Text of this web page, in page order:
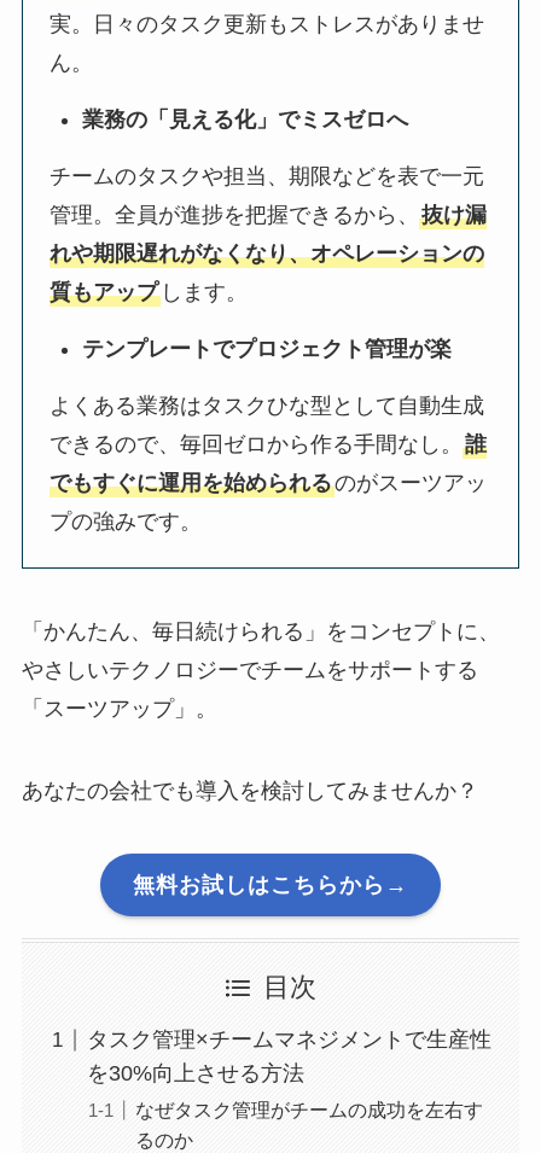
実。日々のタスク更新もストレスがありませ
ん。
業務の「見える化」でミスゼロへ
チームのタスクや担当、期限などを表で一元
管理。全員が進捗を把握できるから、抜け漏
れや期限遅れがなくなり、オペレーションの
質もアップ します。
テンプレートでプロジェクト管理が楽
よくある業務はタスクひな型として自動生成
できるので、毎回ゼロから作る手間なし。誰
でもすぐに運用を始められるのがスーツアッ
プの強みです。
「かんたん、毎日続けられる」をコンセプトに、
やさしいテクノロジーでチームをサポートする
「スーツアップ」。
あなたの会社でも導入を検討してみませんか？
無料お試しはこちらから→
目次
タスク管理×チームマネジメントで生産性
を30%向上させる方法
なぜタスク管理がチームの成功を左右す
るのか